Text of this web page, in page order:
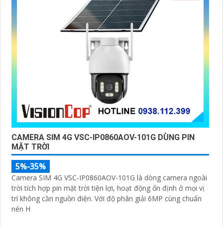
CAMERA SIM 4G VSC-IP0860AOV-101G DÙNG PIN
MẶT TRỜI
5%-35%
Camera SIM 4G VSC-IP0860AOV-101G là dòng camera ngoài
trời tích hợp pin mặt trời tiện lợi, hoạt động ổn định ở mọi vị
trí không cần nguồn điện. Với độ phân giải 6MP cùng chuẩn
nén H